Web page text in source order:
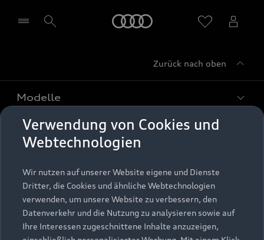
Zurück nach oben
Modelle
Alle Modelle
Elektromodelle
Plug-in-Hybride
Kaufen & leasen
Neuwagensuche
Gebrauchtwagensuche
Gebrauchtwagen
Saisonale Angebote
Audi Services
Support
Kundenservice
Über Audi
Verwendung von Cookies und
Webtechnologien
Wir nutzen auf unserer Website eigene und Dienste
Dritter, die Cookies und ähnliche Webtechnologien
verwenden, um unsere Website zu verbessern, den
Datenverkehr und die Nutzung zu analysieren sowie auf
Ihre Interessen zugeschnittene Inhalte anzuzeigen,